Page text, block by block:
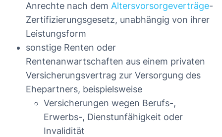
Anrechte nach dem Altersvorsorgeverträge-
Zertifizierungsgesetz, unabhängig von ihrer
Leistungsform
sonstige Renten oder
Rentenanwartschaften aus einem privaten
Versicherungsvertrag zur Versorgung des
Ehepartners, beispielsweise
Versicherungen wegen Berufs-,
Erwerbs-, Dienstunfähigkeit oder
Invalidität